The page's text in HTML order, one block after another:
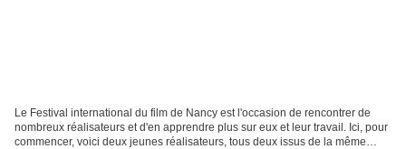
Le Festival international du film de Nancy est l'occasion de rencontrer de
nombreux réalisateurs et d'en apprendre plus sur eux et leur travail. Ici, pour
commencer, voici deux jeunes réalisateurs, tous deux issus de la même